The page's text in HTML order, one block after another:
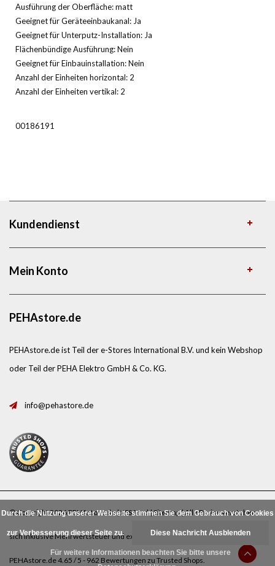
Ausführung der Oberfläche: matt
Geeignet für Geräteeinbaukanal: Ja
Geeignet für Unterputz-Installation: Ja
Flächenbündige Ausführung: Nein
Geeignet für Einbauinstallation: Nein
Anzahl der Einheiten horizontal: 2
Anzahl der Einheiten vertikal: 2
00186191
Kundendienst
Mein Konto
PEHAstore.de
PEHAstore.de ist Teil der e-Stores International B.V. und kein Webshop
oder Teil der PEHA Elektro GmbH & Co. KG.
info@pehastore.de
© Copyright 2026 PEHAstore.de |RSS feed|Sitemap| Alle Preise verstehen
sich inklusive Mehrwertsteuer und exklusivePorto.
PEHAstore.de4.65 /5 - 962 Bewertungen zu Trusted Shops
Durch die Nutzung unserer Webseite stimmen Sie dem Gebrauch von Cookies
zur Verbesserung dieser Seite zu. Diese Nachricht Ausblenden
Für weitere Informationen beachten Sie bitte unsere